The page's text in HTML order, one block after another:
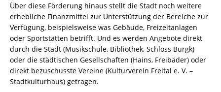
Über diese Förderung hinaus stellt die Stadt noch weitere
erhebliche Finanzmittel zur Unterstützung der Bereiche zur
Verfügung, beispielsweise was Gebäude, Freizeitanlagen
oder Sportstätten betrifft. Und es werden Angebote direkt
durch die Stadt (Musikschule, Bibliothek, Schloss Burgk)
oder die städtischen Gesellschaften (Hains, Freibäder) oder
direkt bezuschusste Vereine (Kulturverein Freital e. V. –
Stadtkulturhaus) getragen.